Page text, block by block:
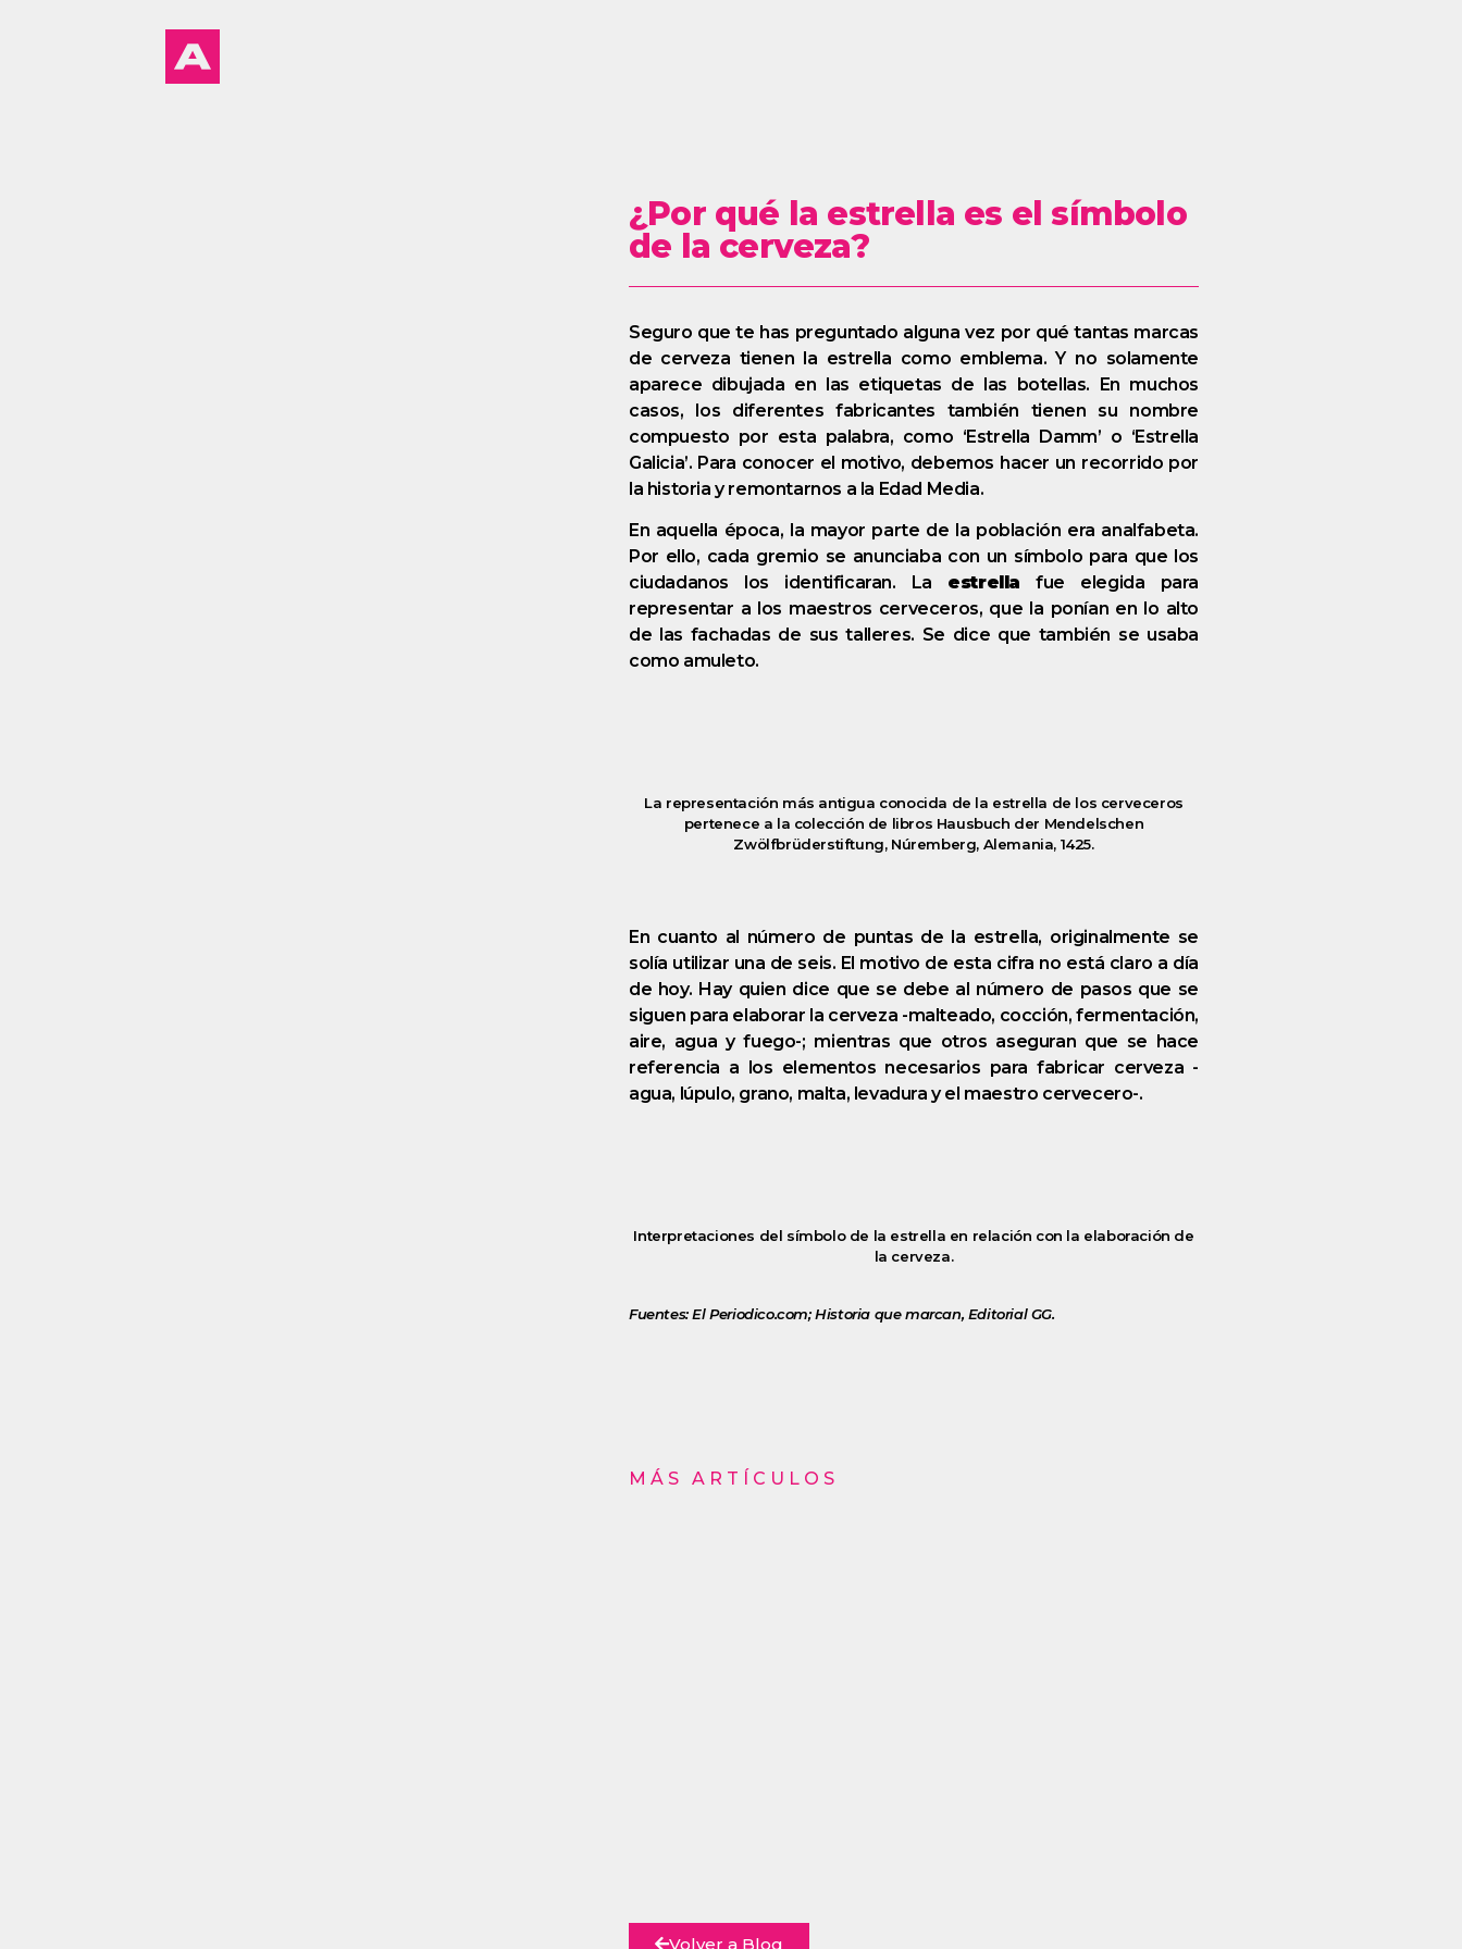
¿Por qué la estrella es el símbolo
de la cerveza?
Seguro que te has preguntado alguna vez por qué tantas marcas
de cerveza tienen la estrella como emblema. Y no solamente
aparece dibujada en las etiquetas de las botellas. En muchos
casos, los diferentes fabricantes también tienen su nombre
compuesto por esta palabra, como ‘Estrella Damm’ o ‘Estrella
Galicia’. Para conocer el motivo, debemos hacer un recorrido por
la historia y remontarnos a la Edad Media.
En aquella época, la mayor parte de la población era analfabeta.
Por ello, cada gremio se anunciaba con un símbolo para que los
ciudadanos los identificaran. La estrella fue elegida para
representar a los maestros cerveceros, que la ponían en lo alto
de las fachadas de sus talleres. Se dice que también se usaba
como amuleto.
La representación más antigua conocida de la estrella de los cerveceros
pertenece a la colección de libros Hausbuch der Mendelschen
Zwölfbrüderstiftung, Núremberg, Alemania, 1425.
En cuanto al número de puntas de la estrella, originalmente se
solía utilizar una de seis. El motivo de esta cifra no está claro a día
de hoy. Hay quien dice que se debe al número de pasos que se
siguen para elaborar la cerveza -malteado, cocción, fermentación,
aire, agua y fuego-; mientras que otros aseguran que se hace
referencia a los elementos necesarios para fabricar cerveza -
agua, lúpulo, grano, malta, levadura y el maestro cervecero-.
Interpretaciones del símbolo de la estrella en relación con la elaboración de
la cerveza.
Fuentes: El Periodico.com; Historia que marcan, Editorial GG.
MÁS ARTÍCULOS
Volver a Blog